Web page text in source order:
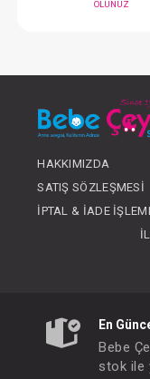
Sebi Önlük...
FIYATLARI
HAKKIMIZDA
SATIŞ SÖZLEŞMESI
İPTAL & İADE
En
Bebe
stok ile